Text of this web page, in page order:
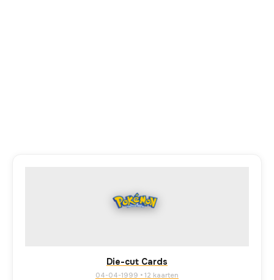
Die-cut Cards
04-04-1999 • 12 kaarten